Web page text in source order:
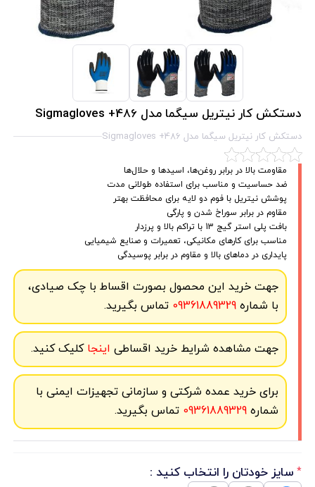
دستکش کار نیتریل سیگما مدل Sigmagloves +486
دستکش کار نیتریل سیگما مدل Sigmagloves +486
مقاومت بالا در برابر روغن‌ها، اسیدها و حلال‌ها
ضد حساسیت و مناسب برای استفاده طولانی مدت
پوشش نیتریل با فوم دو لایه برای محافظت بهتر
مقاوم در برابر سوراخ شدن و پارگی
بافت پلی استر گیج 13 با تراکم بالا و پرزدار
مناسب برای کارهای مکانیکی، تعمیرات و صنایع شیمیایی
پایداری در دماهای بالا و مقاوم در برابر پوسیدگی
جهت خرید این محصول بصورت اقساط با چک صیادی،
با شماره09361889329 تماس بگیرید.
جهت مشاهده شرایط خرید اقساطی اینجاکلیک کنید.
برای خرید عمده شرکتی و سازمانی تجهیزات ایمنی با
شماره09361889329 تماس بگیرید.
* سایز خودتان را انتخاب کنید :